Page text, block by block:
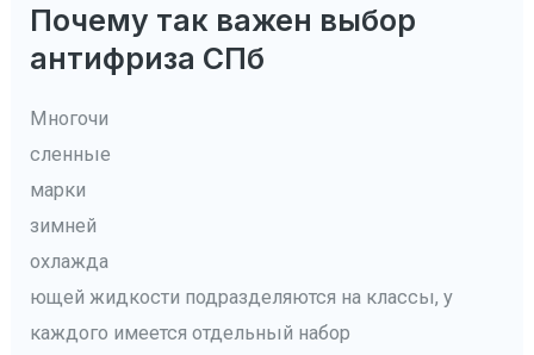
Почему так важен выбор
антифриза СПб
Многочи
сленные
марки
зимней
охлажда
ющей жидкости подразделяются на классы, у
каждого имеется отдельный набор